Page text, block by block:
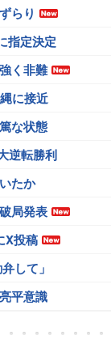
らり
指定決定
く非難
に接近
な状態
逆転勝利
たか
局発表
X投稿
して」
平意識